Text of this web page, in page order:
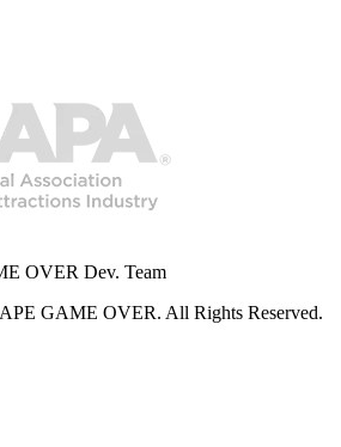
OVER Dev. Team
GAME OVER. All Rights Reserved.